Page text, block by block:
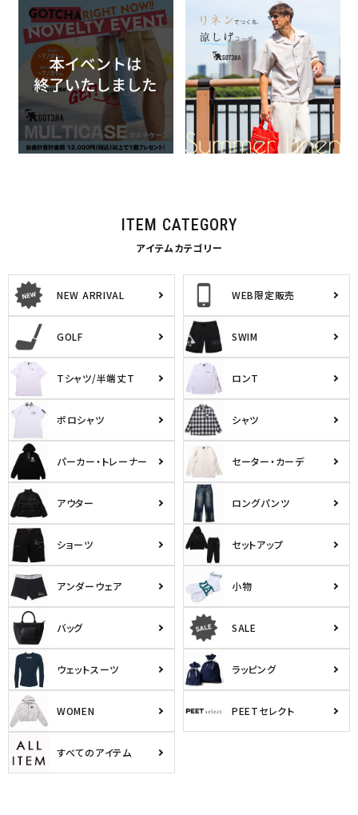
＼開催中!!／GOTCHAノベル
ティイベント
2026.07.17
GOTCHA
イベント・ノベルティ関連
特集一覧
リネンでつくる、涼しげコーデ
2026.07.17
GOTCHA 特集一覧
ITEM CATEGORY
アイテムカテゴリー
NEW ARRIVAL WEB限定販売
GOLF SWIM
Tシャツ/半端丈T ロンT
ポロシャツ シャツ
パーカー・トレーナー セーター・カーデ
アウター ロングパンツ
ショーツ セットアップ
アンダーウェア 小物
バッグ SALE
ウェットスーツ ラッピング
WOMEN PEETセレクト
すべてのアイテム